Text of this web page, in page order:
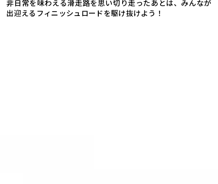
非日常を味わえる滑走路を思い切り走ったあとは、みんなが
出迎えるフィニッシュロードを駆け抜けよう！